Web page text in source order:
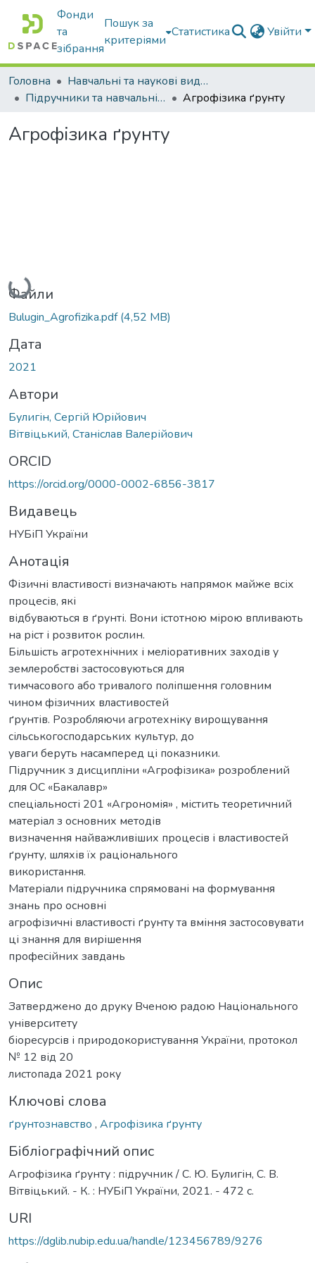
Фонди
та
зібрання
Пошук за
критеріями
Статистика Увійти
Головна
Навчальні та наукові видання
Підручники та навчальні посібники
Агрофізика ґрунту
Агрофізика ґрунту
Вантажиться...
Файли
Bulugin_Agrofizika.pdf(4,52 MB)
Дата
2021
Автори
Булигін, Сергій Юрійович
Вітвіцький, Станіслав Валерійович
ORCID
https://orcid.org/0000-0002-6856-3817
Видавець
НУБіП України
Анотація
Фізичні властивості визначають напрямок майже всіх
процесів, які
відбуваються в ґрунті. Вони істотною мірою впливають
на ріст і розвиток рослин.
Більшість агротехнічних і меліоративних заходів у
землеробстві застосовуються для
тимчасового або тривалого поліпшення головним
чином фізичних властивостей
ґрунтів. Розробляючи агротехніку вирощування
сільськогосподарських культур, до
уваги беруть насамперед ці показники.
Підручник з дисципліни «Агрофізика» розроблений
для ОС «Бакалавр»
спеціальності 201 «Агрономія» , містить теоретичний
матеріал з основних методів
визначення найважливіших процесів і властивостей
ґрунту, шляхів їх раціонального
використання.
Матеріали підручника спрямовані на формування
знань про основні
агрофізичні властивості ґрунту та вміння застосовувати
ці знання для вирішення
професійних завдань
Опис
Затверджено до друку Вченою радою Національного
університету
біоресурсів і природокористування України, протокол
№ 12 від 20
листопада 2021 року
Ключові слова
ґрунтознавство , Агрофізика ґрунту
Бібліографічний опис
Агрофізика ґрунту : підручник / С. Ю. Булигін, С. В.
Вітвіцький. - К. : НУБіП України, 2021. - 472 с.
URI
https://dglib.nubip.edu.ua/handle/123456789/9276